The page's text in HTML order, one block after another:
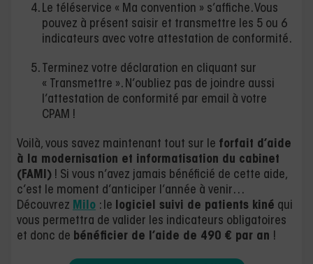
Le téléservice « Ma convention » s’affiche. Vous
pouvez à présent saisir et transmettre les 5 ou 6
indicateurs avec votre attestation de conformité.
Terminez votre déclaration en cliquant sur
« Transmettre ». N’oubliez pas de joindre aussi
l’attestation de conformité par email à votre
CPAM !
Voilà, vous savez maintenant tout sur le forfait d’aide
à la modernisation et informatisation du cabinet
(FAMI) ! Si vous n’avez jamais bénéficié de cette aide,
c’est le moment d’anticiper l’année à venir…
Découvrez Milo : le logiciel suivi de patients kiné qui
vous permettra de valider les indicateurs obligatoires
et donc de bénéficier de l’aide de 490 € par an !